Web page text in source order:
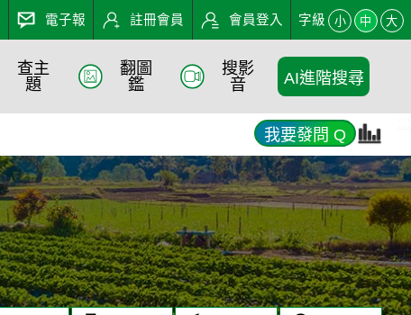
電子報 註冊會員 會員登入 字級 小 中 大
查主
題
翻圖
鑑
搜影
音
AI進階搜尋
我要發問 Q